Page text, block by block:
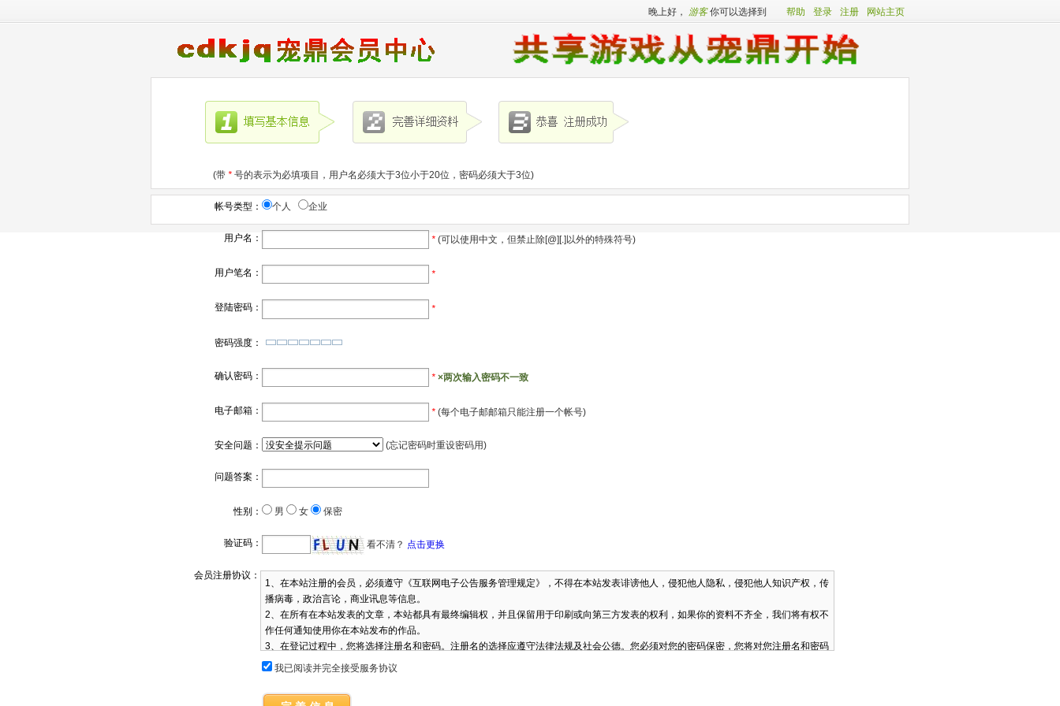
网站主页
注册
登录
帮助
晚上好， 游客你可以选择到
(带 * 号的表示为必填项目，用户名必须大于3位小于20位，密码必须大于3位)
帐号类型： 个人 企业
用户名： * (可以使用中文，但禁止除[@][.]以外的特殊符号)
用户笔名： *
登陆密码： *
密码强度：
确认密码： * ×两次输入密码不一致
电子邮箱： * (每个电子邮邮箱只能注册一个帐号)
安全问题： (忘记密码时重设密码用)
问题答案：
性别： 男 女 保密
验证码： 看不清？ 点击更换
会员注册协议：
1、在本站注册的会员，必须遵守《互联网电子公告服务管理规定》，不得在本站发表诽谤他人，侵犯他人隐私，侵犯他人知识产权，传
播病毒，政治言论，商业讯息等信息。
2、在所有在本站发表的文章，本站都具有最终编辑权，并且保留用于印刷或向第三方发表的权利，如果你的资料不齐全，我们将有权不
作任何通知使用你在本站发布的作品。
3、在登记过程中，您将选择注册名和密码。注册名的选择应遵守法律法规及社会公德。您必须对您的密码保密，您将对您注册名和密码
下发生的所有活动承担责任。
我已阅读并完全接受服务协议